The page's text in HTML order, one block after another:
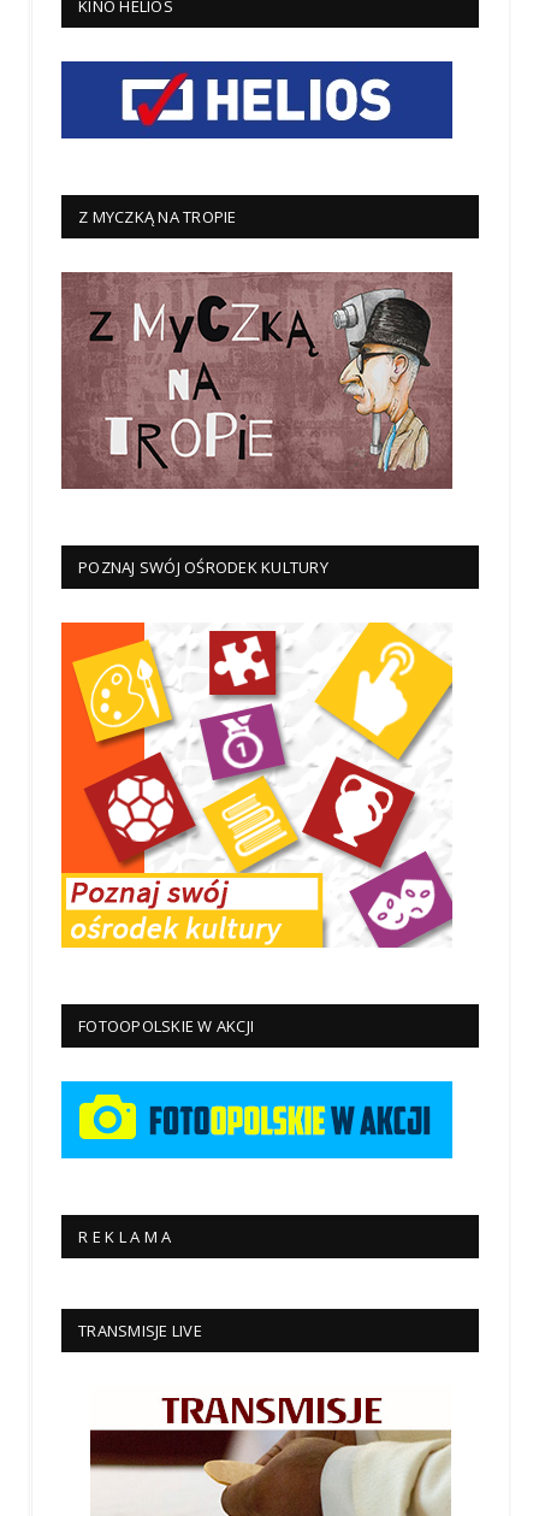
KINO HELIOS
Z MYCZKĄ NA TROPIE
POZNAJ SWÓJ OŚRODEK KULTURY
FOTOOPOLSKIE W AKCJI
R E K L A M A
TRANSMISJE LIVE